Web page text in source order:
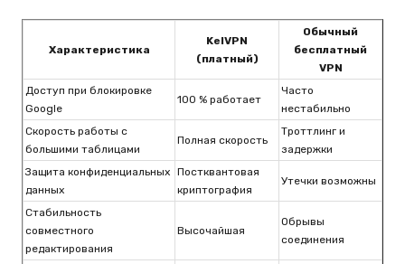
Характеристика
KelVPN
(платный)
Обычный
бесплатный
VPN
Доступ при блокировке
Google
100 % работает
Часто
нестабильно
Скорость работы с
большими таблицами
Полная скорость
Троттлинг и
задержки
Защита конфиденциальных
данных
Постквантовая
криптография
Утечки возможны
Стабильность
совместного
редактирования
Высочайшая
Обрывы
соединения